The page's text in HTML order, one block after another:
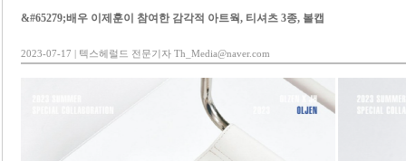
&#65279;배우 이제훈이 참여한 감각적 아트웍, 티셔츠 3종, 볼캡
2023-07-17 | 텍스헤럴드 전문기자 Th_Media@naver.com